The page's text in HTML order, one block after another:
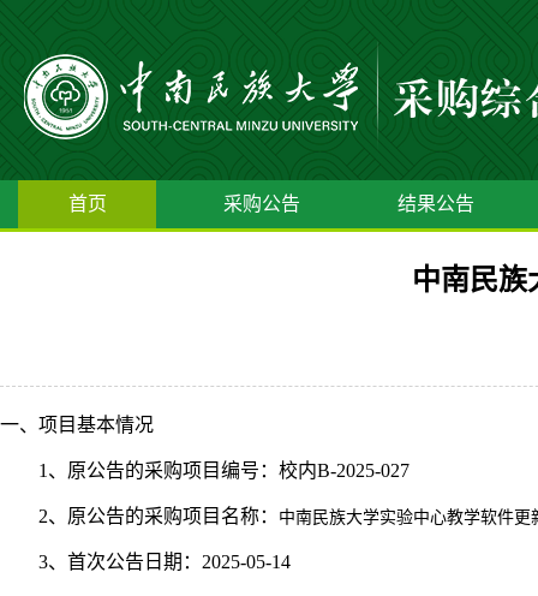
首页 采购公告 结果公告
中南民族
一、项目基本情况
1、原公告的采购项目编号：校内B-2025-027
2、原公告的采购项目名称： 中南民族大学实验中心教学软件
3、首次公告日期：2025-05-14